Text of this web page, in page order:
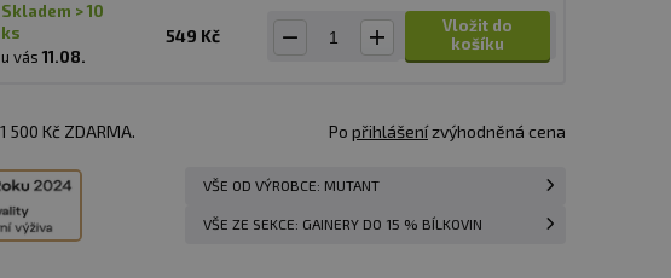
skladem > 10
ks
u vás11.08.
549 Kč
Vložit do
košíku
500 Kč ZDARMA. Po přihlášenízvýhodněná cena
VŠE OD VÝROBCE: MUTANT
VŠE ZE SEKCE: GAINERY DO 15 % BÍLKOVIN